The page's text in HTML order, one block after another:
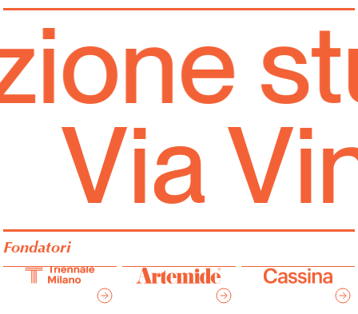
Via
Fondatori